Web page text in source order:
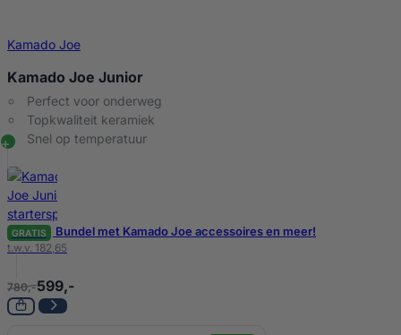
Kamado Joe
Kamado Joe Junior
Perfect voor onderweg
Topkwaliteit keramiek
Snel op temperatuur
GRATIS Bundel met Kamado Joe accessoires en meer!
t.w.v. 182,65
780,-599,-